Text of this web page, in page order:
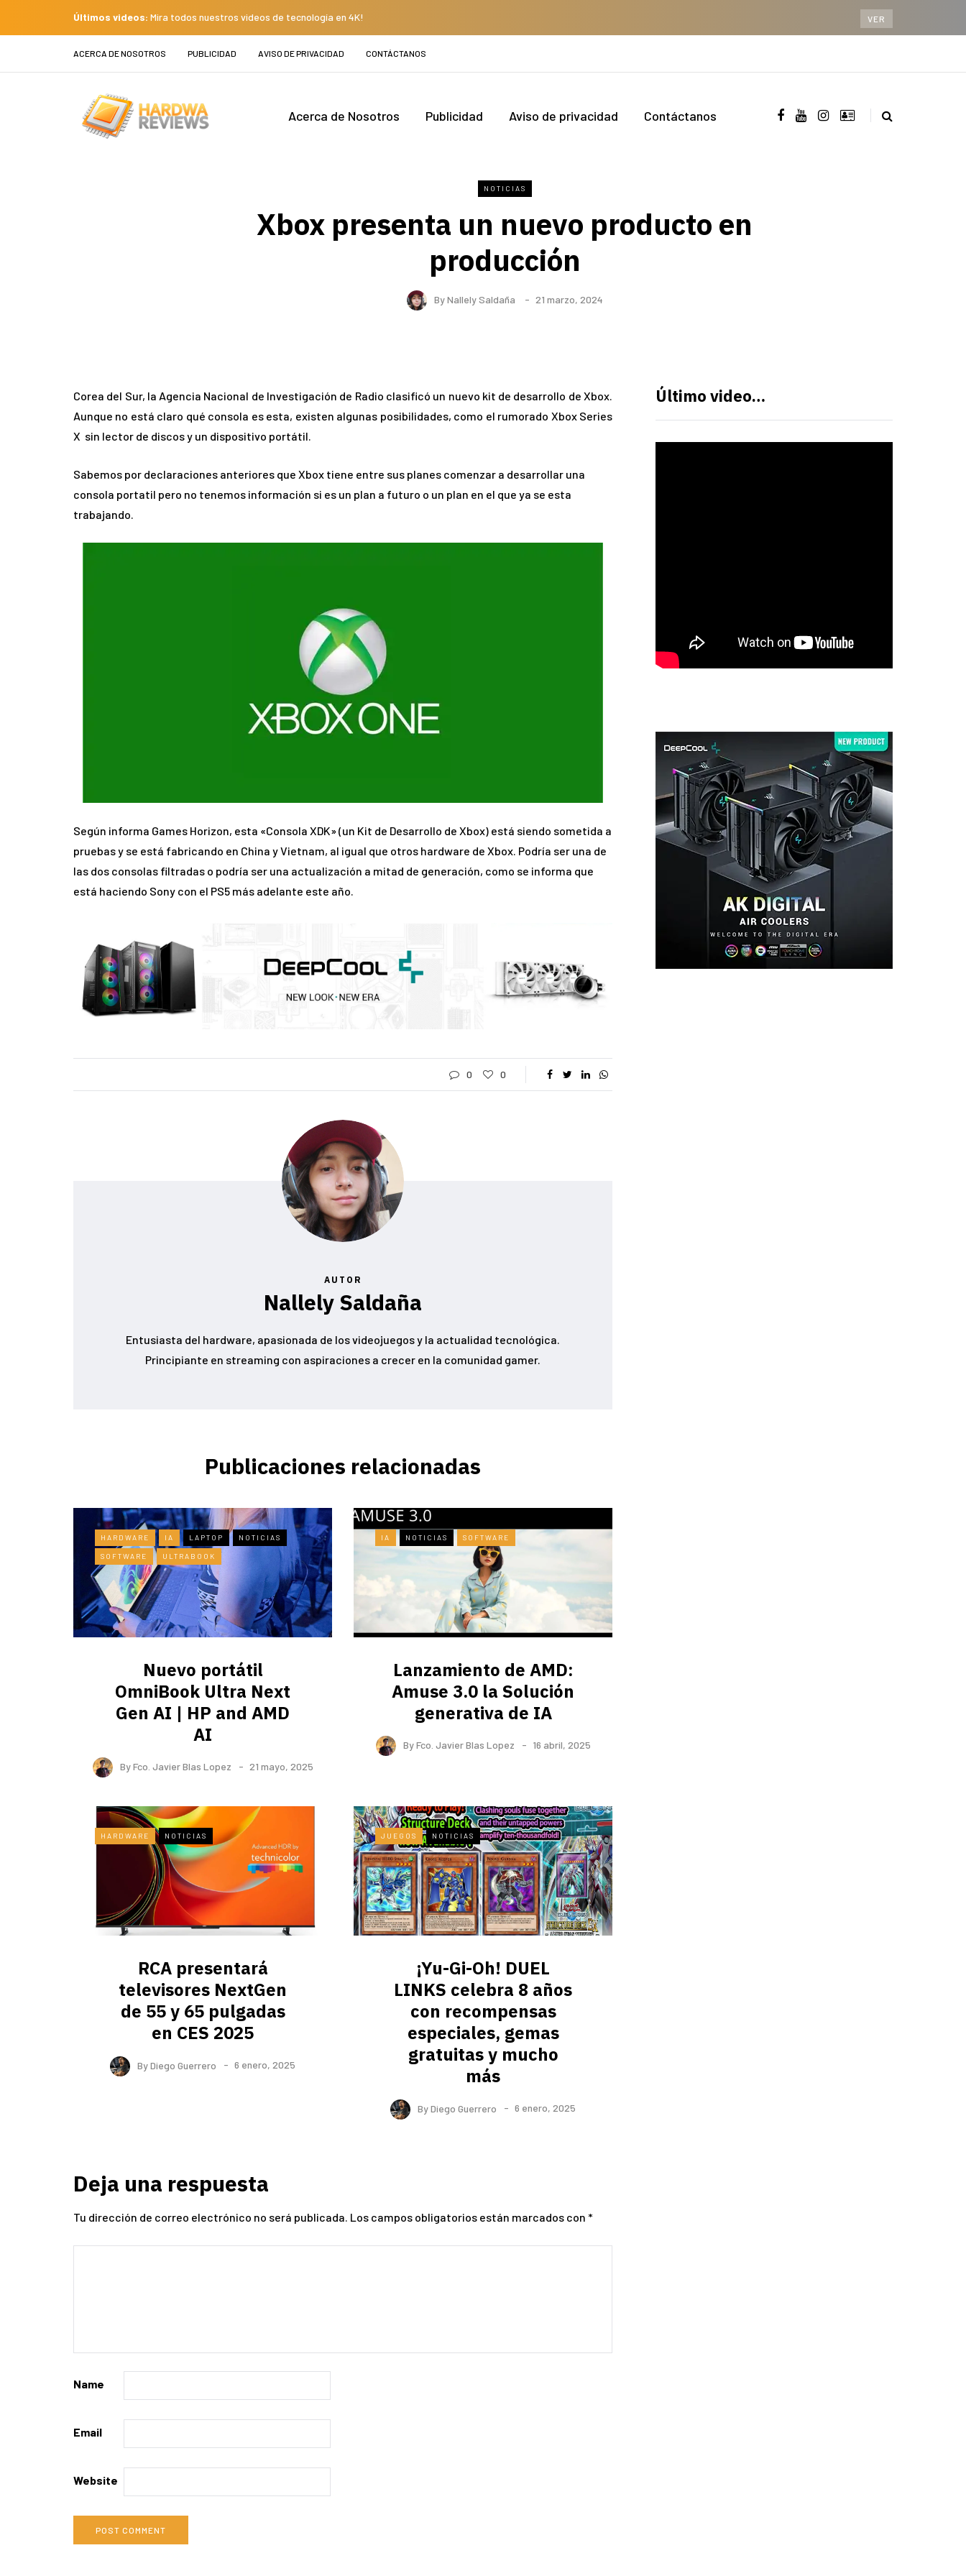
Últimos videos: Mira todos nuestros videos de tecnología en 4K! VER
ACERCA DE NOSOTROS PUBLICIDAD AVISO DE PRIVACIDAD CONTÁCTANOS
Acerca de Nosotros Publicidad Aviso de privacidad Contáctanos
NOTICIAS
Xbox presenta un nuevo producto en
producción
ByNallely Saldaña 21 marzo, 2024
Corea del Sur, la Agencia Nacional de Investigación de Radio clasificó un nuevo kit de desarrollo de Xbox.
Aunque no está claro qué consola es esta, existen algunas posibilidades, como el rumorado Xbox Series
X sin lector de discos y un dispositivo portátil.
Sabemos por declaraciones anteriores que Xbox tiene entre sus planes comenzar a desarrollar una
consola portatil pero no tenemos información si es un plan a futuro o un plan en el que ya se esta
trabajando.
Según informa Games Horizon, esta «Consola XDK» (un Kit de Desarrollo de Xbox) está siendo sometida a
pruebas y se está fabricando en China y Vietnam, al igual que otros hardware de Xbox. Podría ser una de
las dos consolas filtradas o podría ser una actualización a mitad de generación, como se informa que
está haciendo Sony con el PS5 más adelante este año.
0 0
AUTOR
Nallely Saldaña
Entusiasta del hardware, apasionada de los videojuegos y la actualidad tecnológica.
Principiante en streaming con aspiraciones a crecer en la comunidad gamer.
Publicaciones relacionadas
HARDWARE IA LAPTOP NOTICIAS
SOFTWARE ULTRABOOK
Nuevo portátil
OmniBook Ultra ​Next
Gen AI | HP and AMD
AI
ByFco. Javier Blas Lopez 21 mayo, 2025
IA NOTICIAS SOFTWARE
Lanzamiento de AMD:
Amuse 3.0 la Solución
generativa de IA
ByFco. Javier Blas Lopez 16 abril, 2025
HARDWARE NOTICIAS
RCA presentará
televisores NextGen
de 55 y 65 pulgadas
en CES 2025
ByDiego Guerrero 6 enero, 2025
JUEGOS NOTICIAS
¡Yu-Gi-Oh! DUEL
LINKS celebra 8 años
con recompensas
especiales, gemas
gratuitas y mucho
más
ByDiego Guerrero 6 enero, 2025
Deja una respuesta
Tu dirección de correo electrónico no será publicada. Los campos obligatorios están marcados con *
Name
Email
Website
Último video…